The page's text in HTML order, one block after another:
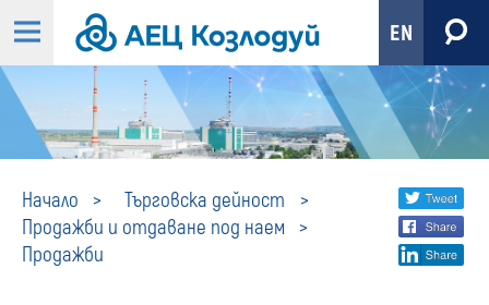
EN
Начало
Търговска дейност
Продажби и отдаване под наем
Продажби
ПродажбиShare
social